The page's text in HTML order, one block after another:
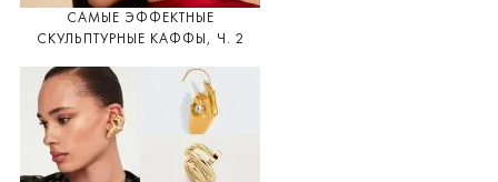
САМЫЕ ЭФФЕКТНЫЕ
СКУЛЬПТУРНЫЕ КАФФЫ, Ч. 2